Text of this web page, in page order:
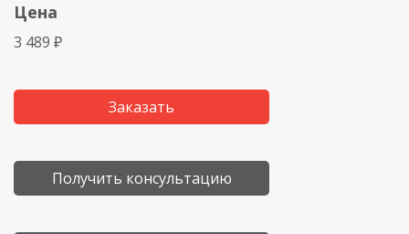
Цена
3 489 ₽
Заказать
Получить консультацию